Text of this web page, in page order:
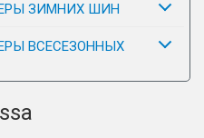
ЗИМНИХ ШИН
ВСЕСЕЗОННЫХ